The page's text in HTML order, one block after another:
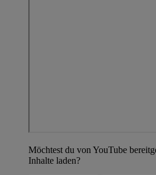
Möchtest du von YouTube
Inhalte laden?